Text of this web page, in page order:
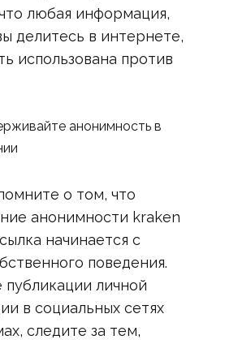
любая информация,
делитесь в интернете,
использована против
анонимность в
о том, что
анонимности kraken
начинается с
поведения.
публикации личной
в социальных сетях
следите за тем,